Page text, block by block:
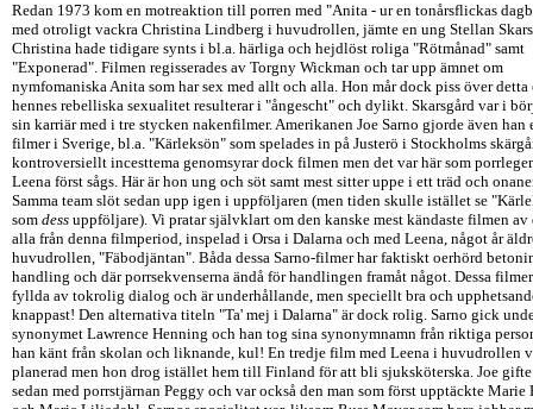
Redan 1973 kom en motreaktion till porren med "Anita - ur en tonårsflickas
med otroligt vackra Christina Lindberg i huvudrollen, jämte en ung Stellan
Christina hade tidigare synts i bl.a. härliga och hejdlöst roliga "Rötmånad" samt
"Exponerad". Filmen regisserades av Torgny Wickman och tar upp ämnet om
nymfomaniska Anita som har sex med allt och alla. Hon mår dock piss över detta
hennes rebelliska sexualitet resulterar i "ångescht" och dylikt. Skarsgård var i
sin karriär med i tre stycken nakenfilmer. Amerikanen Joe Sarno gjorde även han
filmer i Sverige, bl.a. "Kärleksön" som spelades in på Justerö i Stockholms
kontroversiellt incesttema genomsyrar dock filmen men det var här som
Leena först sågs. Här är hon ung och söt samt mest sitter uppe i ett träd och
Samma team slöt sedan upp igen i uppföljaren (men tiden skulle istället se
som dess uppföljare). Vi pratar självklart om den kanske mest kändaste filmen av
alla från denna filmperiod, inspelad i Orsa i Dalarna och med Leena, något år
huvudrollen, "Fäbodjäntan". Båda dessa Sarno-filmer har faktiskt oerhörd
handling och där porrsekvenserna ändå för handlingen framåt något. Dessa
fyllda av tokrolig dialog och är underhållande, men speciellt bra och
knappast! Den alternativa titeln "Ta' mej i Dalarna" är dock rolig. Sarno gick
synonymet Lawrence Henning och han tog sina synonymnamn från riktiga
han känt från skolan och liknande, kul! En tredje film med Leena i huvudrollen
planerad men hon drog istället hem till Finland för att bli sjuksköterska. Joe
sedan med porrstjärnan Peggy och var också den man som först upptäckte Marie